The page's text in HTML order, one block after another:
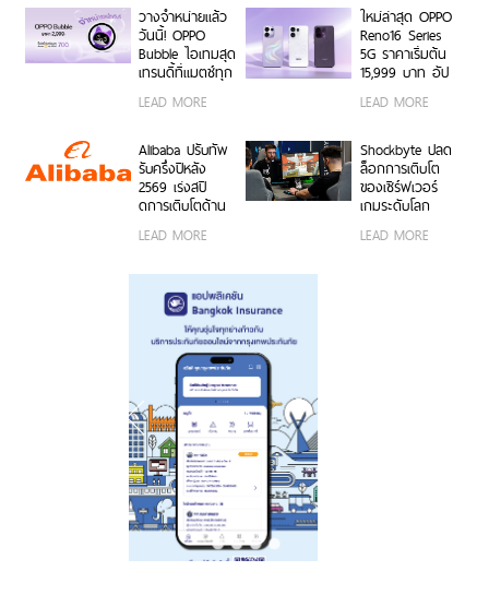
กล้องมุมกว้าง
พิเศษ 50MP
0.6x เก็บทุก
โมเมนต์ โดดเด่น
0.6x ถ่ายคนสวย
สีผิวเป็น
ธรรมชาติทั้งภาพ
นิ่งและวิดีโอ ใน
ราคาเริ่มต้นเพียง
15,999 บาท
สมนาคุณสุดคุ้ม
ค่า!
วางจำหน่ายแล้ว
วันนี้! OPPO
Bubble ไอเทมสุด
เทรนดี้ที่แมตช์ทุก
ไลฟ์สไตล์ เปิด 5
คุณสมบัติเด่น ใช้
งานได้ทั้งบนสมา
ร์ตโฟน OPPO
และระบบ iOS ใน
ราคา 2,999 บาท
LEAD MORE
ใหม่ล่าสุด OPPO
Reno16 Series
5G ราคาเริ่มต้น
15,999 บาท อัป
เกรดกล้องมุม
กว้างพิเศษ
สวยทั้งภาพและ
วิดีโอ พร้อม
ดีไซน์ดวงดาว 3
มิติ ครั้งแรกใน
LEAD MORE
Alibaba ปรับทัพ
รับครึ่งปีหลัง
2569 เร่งสปี
ดการเติบโตด้าน
AI ความพร้อม
ขององค์กร
และการขยาย
โครงสร้างพื้นฐาน
ทั่วโลก
LEAD MORE
Shockbyte ปลด
ล็อกการเติบโต
ของเซิร์ฟเวอร์
เกมระดับโลก
ด้วยขุมพลัง
เซิร์ฟเวอร์
LEAD MORE